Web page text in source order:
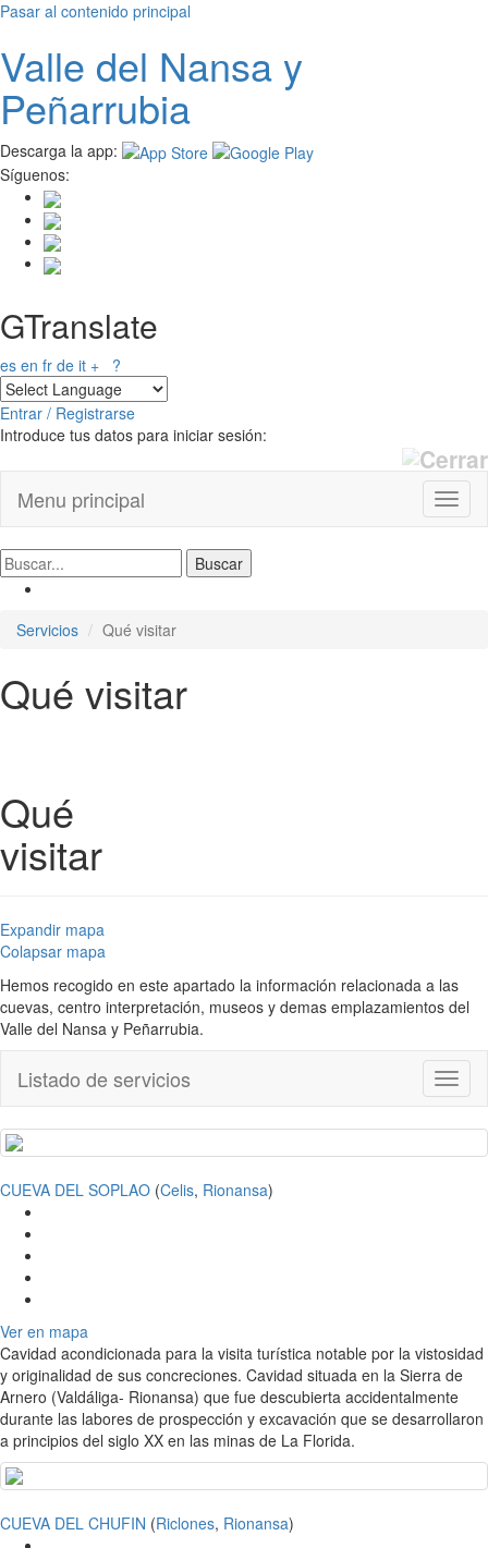
Pasar al contenido principal
Valle del Nansay
Peñarrubia
Descarga la app:
Síguenos:
GTranslate
es en fr de it + ?
Entrar / Registrarse
Introduce tus datos para iniciar sesión:
Menu principal
Servicios Qué visitar
Qué visitar
Qué
visitar
Expandir mapa
Colapsar mapa
Hemos recogido en este apartado la información relacionada a las
cuevas, centro interpretación, museos y demas emplazamientos del
Valle del Nansa y Peñarrubia.
Listado de servicios
CUEVA DEL SOPLAO (Celis, Rionansa)
Ver en mapa
Cavidad acondicionada para la visita turística notable por la vistosidad
y originalidad de sus concreciones. Cavidad situada en la Sierra de
Arnero (Valdáliga- Rionansa) que fue descubierta accidentalmente
durante las labores de prospección y excavación que se desarrollaron
a principios del siglo XX en las minas de La Florida.
CUEVA DEL CHUFIN (Riclones, Rionansa)